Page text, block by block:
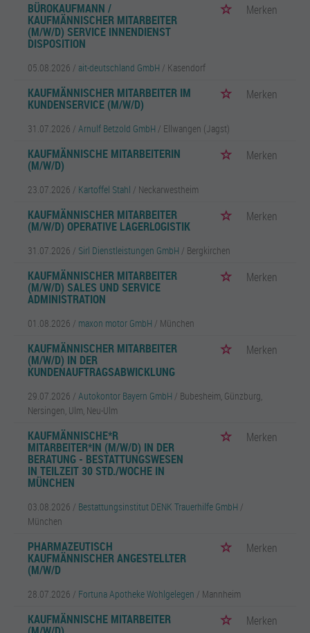
BÜROKAUFMANN /
KAUFMÄNNISCHER MITARBEITER
(M/W/D) SERVICE INNENDIENST
DISPOSITION
Merken
05.08.2026 / ait-deutschland GmbH / Kasendorf
KAUFMÄNNISCHER MITARBEITER IM
KUNDENSERVICE (M/W/D)
Merken
31.07.2026 / Arnulf Betzold GmbH / Ellwangen (Jagst)
KAUFMÄNNISCHE MITARBEITERIN
(M/W/D)
Merken
23.07.2026 / Kartoffel Stahl / Neckarwestheim
KAUFMÄNNISCHER MITARBEITER
(M/W/D) OPERATIVE LAGERLOGISTIK
Merken
31.07.2026 / Sirl Dienstleistungen GmbH / Bergkirchen
KAUFMÄNNISCHER MITARBEITER
(M/W/D) SALES UND SERVICE
ADMINISTRATION
Merken
01.08.2026 / maxon motor GmbH / München
KAUFMÄNNISCHER MITARBEITER
(M/W/D) IN DER
KUNDENAUFTRAGSABWICKLUNG
Merken
29.07.2026 / Autokontor Bayern GmbH / Bubesheim, Günzburg,
Nersingen, Ulm, Neu-Ulm
KAUFMÄNNISCHE*R
MITARBEITER*IN (M/W/D) IN DER
BERATUNG - BESTATTUNGSWESEN
IN TEILZEIT 30 STD./WOCHE IN
MÜNCHEN
Merken
03.08.2026 / Bestattungsinstitut DENK Trauerhilfe GmbH /
München
PHARMAZEUTISCH
KAUFMÄNNISCHER ANGESTELLTER
(M/W/D
Merken
28.07.2026 / Fortuna Apotheke Wohlgelegen / Mannheim
KAUFMÄNNISCHE MITARBEITER Merken